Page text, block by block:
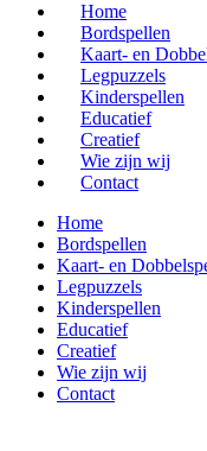
Home
Bordspellen
Kaart- en
Legpuzzels
Kinderspellen
Educatief
Creatief
Wie zijn wij
Contact
Home
Bordspellen
Kaart- en
Legpuzzels
Kinderspellen
Educatief
Creatief
Wie zijn wij
Contact